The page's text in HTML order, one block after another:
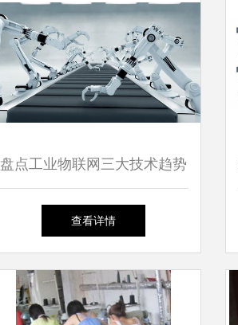
盘点工业物联网三大技术趋势
网络篇
查看详情